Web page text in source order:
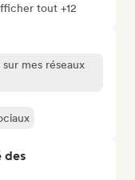
tout +12
mes réseaux
des